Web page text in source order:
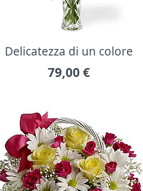
Delicatezza di un colore
79,00 €